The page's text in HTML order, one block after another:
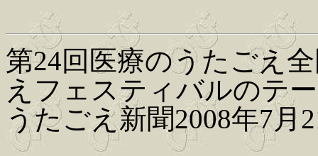
第24回医療のうたごえ
えフェスティバルのテ
うたごえ新聞2008年7月